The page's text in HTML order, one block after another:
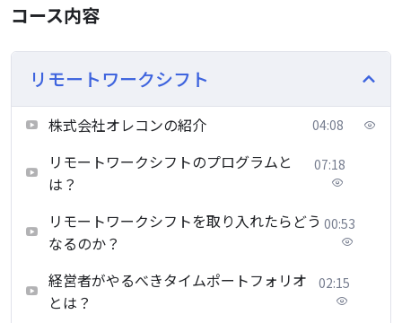
コース内容
リモートワークシフト
株式会社オレコンの紹介 04:08
リモートワークシフトのプログラムと
は？
07:18
リモートワークシフトを取り入れたらどう
なるのか？
00:53
経営者がやるべきタイムポートフォリオ
とは？
02:15